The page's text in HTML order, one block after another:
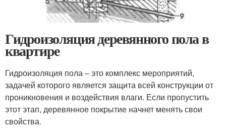
Гидроизоляция деревянного пола в
квартире
Гидроизоляция пола – это комплекс мероприятий,
задачей которого является защита всей конструкции от
проникновения и воздействия влаги. Если пропустить
этот этап, деревянное покрытие начнет менять свои
свойства.